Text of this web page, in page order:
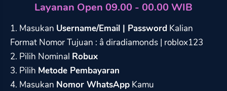
Layanan Open 09.00 - 00.00 WIB
1. Masukan Username/Email | Password Kalian
Format Nomor Tujuan : â diradiamonds | roblox123
2. Pilih Nominal Robux
3. Pilih Metode Pembayaran
4. Masukan Nomor WhatsApp Kamu